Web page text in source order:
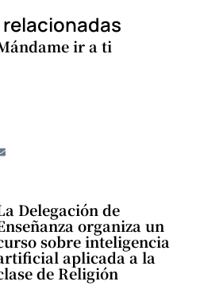
ir a ti
Delegación de
organiza un
sobre inteligencia
aplicada a la
de Religión